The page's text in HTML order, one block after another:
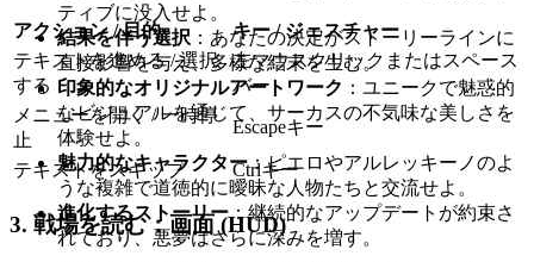
ティブに没入せよ。
結果を伴う選択 ：あなたの決定がストーリーラインに
直接影響を与え、多様な結末を生む。
印象的なオリジナルアートワーク ：ユニークで魅惑的
なビジュアルを通じて、サーカスの不気味な美しさを
体験せよ。
魅力的なキャラクター：ピエロやアルレッキーノのよ
うな複雑で道徳的に曖昧な人物たちと交流せよ。
進化するストーリー：継続的なアップデートが約束さ
れており、悪夢はさらに深みを増す。
アクション / 目的
キー / ジェスチャー
テキストを進める / 選択
する
左マウスクリックまたはスペース
バー
メニューを開く / 一時停
止
Escapeキー
テキストをスキップ Ctrlキー
3. 戦場を読む：画面 (HUD)